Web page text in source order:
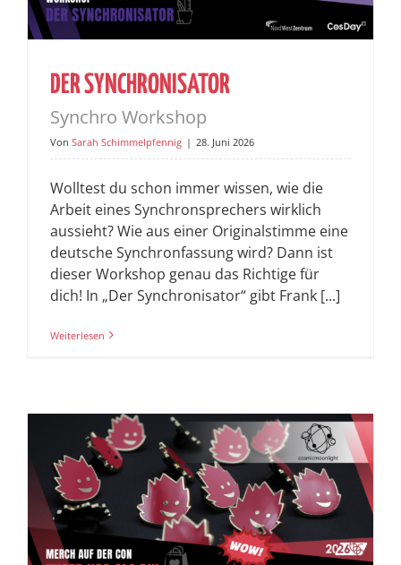
DER SYNCHRONISATOR
Synchro Workshop
Von Sarah Schimmelpfennig | 28. Juni 2026
Wolltest du schon immer wissen, wie die
Arbeit eines Synchronsprechers wirklich
aussieht? Wie aus einer Originalstimme eine
deutsche Synchronfassung wird? Dann ist
dieser Workshop genau das Richtige für
dich! In „Der Synchronisator“ gibt Frank [...]
Weiterlesen